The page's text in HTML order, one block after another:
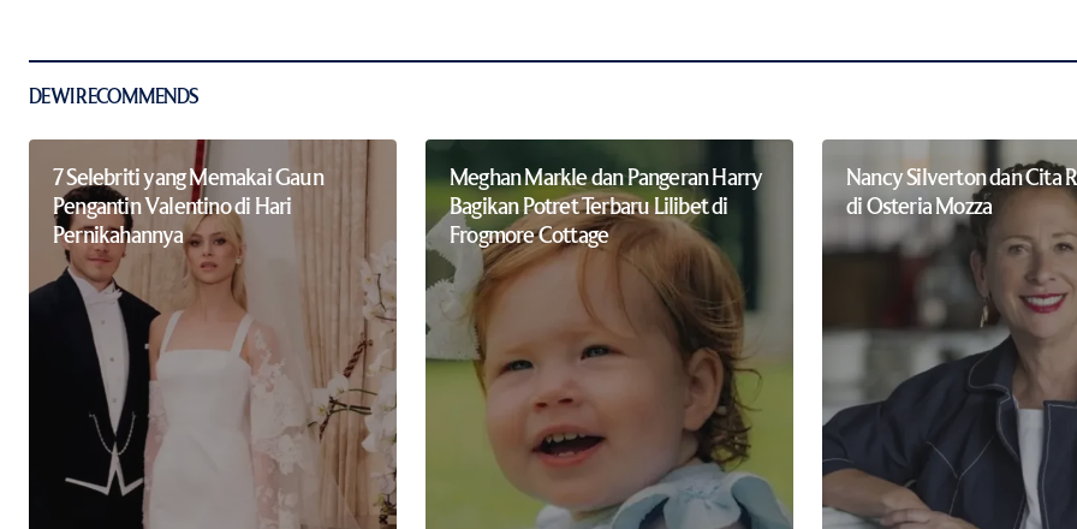
DEWI RECOMMENDS
7 Selebriti yang Memakai Gaun
Pengantin Valentino di Hari
Pernikahannya
Meghan Markle dan Pangeran Harry
Bagikan Potret Terbaru Lilibet di
Frogmore Cottage
Nancy Silverton dan Cita
di Osteria Mozza